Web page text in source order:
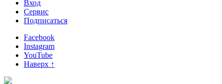
Вход
Сервис
Подписаться
Facebook
Instagram
YouTube
Наверх ↑